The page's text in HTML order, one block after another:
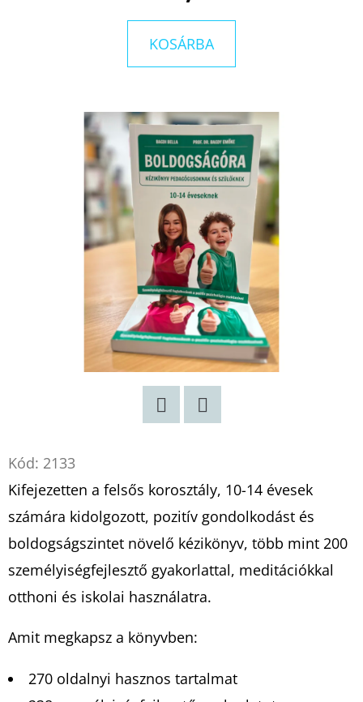
KOSÁRBA
Kód: 2133
Kifejezetten a felsős korosztály, 10-14 évesek
számára kidolgozott, pozitív gondolkodást és
boldogságszintet növelő kézikönyv, több mint 200
személyiségfejlesztő gyakorlattal, meditációkkal
otthoni és iskolai használatra.
Amit megkapsz a könyvben:
270 oldalnyi hasznos tartalmat